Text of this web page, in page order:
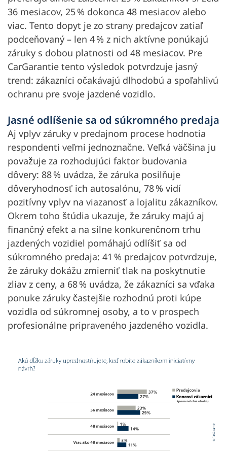
36 mesiacov, 25 % dokonca 48 mesiacov alebo
viac. Tento dopyt je zo strany predajcov zatiaľ
podceňovaný – len 4 % z nich aktívne ponúkajú
záruky s dobou platnosti od 48 mesiacov. Pre
CarGarantie tento výsledok potvrdzuje jasný
trend: zákazníci očakávajú dlhodobú a spoľahlivú
ochranu pre svoje jazdené vozidlo.
Jasné odlíšenie sa od súkromného predaja
Aj vplyv záruky v predajnom procese hodnotia
respondenti veľmi jednoznačne. Veľká väčšina ju
považuje za rozhodujúci faktor budovania
dôvery: 88 % uvádza, že záruka posilňuje
dôveryhodnosť ich autosalónu, 78 % vidí
pozitívny vplyv na viazanosť a lojalitu zákazníkov.
Okrem toho štúdia ukazuje, že záruky majú aj
finančný efekt a na silne konkurenčnom trhu
jazdených vozidiel pomáhajú odlíšiť sa od
súkromného predaja: 41 % predajcov potvrdzuje,
že záruky dokážu zmierniť tlak na poskytnutie
zliav z ceny, a 68 % uvádza, že zákazníci sa vďaka
ponuke záruky častejšie rozhodnú proti kúpe
vozidla od súkromnej osoby, a to v prospech
profesionálne pripraveného jazdeného vozidla.